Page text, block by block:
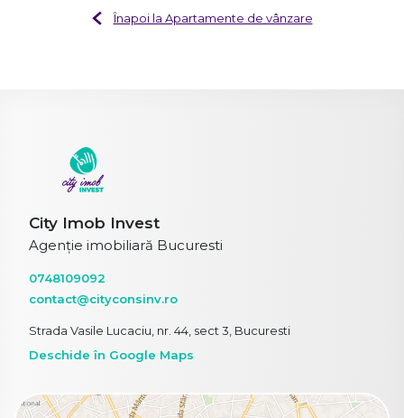
Înapoi la Apartamente de vânzare
City Imob Invest
Agenție imobiliară Bucuresti
0748109092
contact@cityconsinv.ro
Strada Vasile Lucaciu, nr. 44, sect 3, Bucuresti
Deschide în Google Maps